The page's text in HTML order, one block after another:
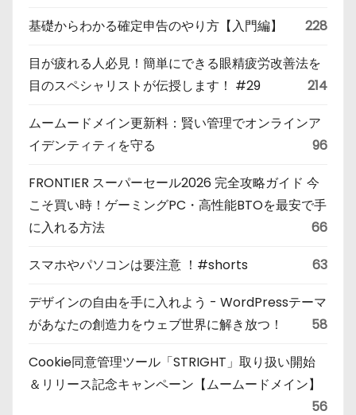
基礎からわかる確定申告のやり方【入門編】 228
目が疲れる人必見！簡単にできる眼精疲労改善法を
目のスペシャリストが伝授します！ #29
214
ムームードメイン更新料：賢い管理でオンラインア
イデンティティを守る
96
FRONTIER スーパーセール2026 完全攻略ガイド 今
こそ買い時！ゲーミングPC・高性能BTOを最安で手
に入れる方法
66
スマホやパソコンは要注意 ！#shorts 63
デザインの自由を手に入れよう - WordPressテーマ
があなたの創造力をウェブ世界に解き放つ！
58
Cookie同意管理ツール「STRIGHT」取り扱い開始
＆リリース記念キャンペーン【ムームードメイン】
56